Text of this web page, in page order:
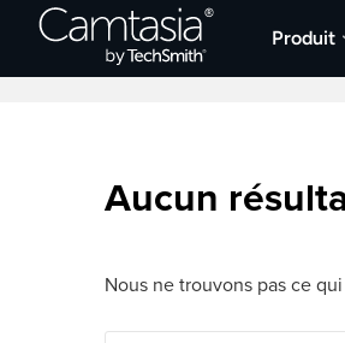
Passer
directement
Produit
Derniers articles
Aucun
Nous ne trouvons pas ce